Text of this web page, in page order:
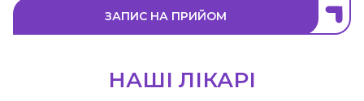
ЗАПИС НА ПРИЙОМ
НАШІ ЛІКАРІ